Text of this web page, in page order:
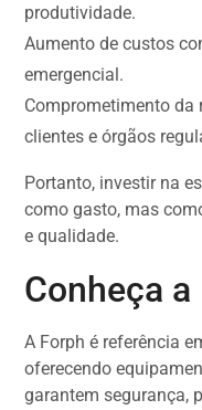
produtividade.
Aumento de custos
emergencial.
Comprometimento da
clientes e órgãos
Portanto, investir na
como gasto, mas
e qualidade.
Conheça a
A Forph é referência
oferecendo
garantem segurança,